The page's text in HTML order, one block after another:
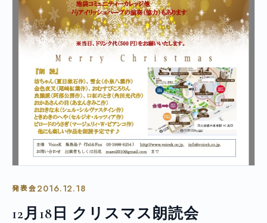
発表会2016.12.18
12月18日 クリスマス朗読会